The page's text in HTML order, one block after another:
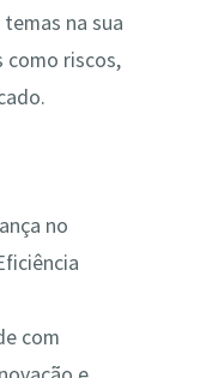
na sua
como riscos,
no
com